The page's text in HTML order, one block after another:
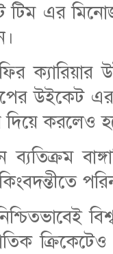
টিম এর
উইকেট
দিয়ে করলেও